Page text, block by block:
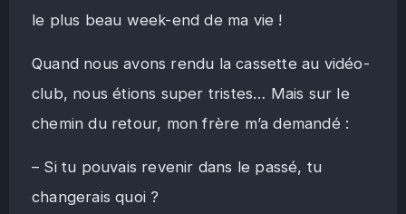
le plus beau week-end de ma vie !
Quand nous avons rendu la cassette au vidéo-
club, nous étions super tristes… Mais sur le
chemin du retour, mon frère m’a demandé :
– Si tu pouvais revenir dans le passé, tu
changerais quoi ?